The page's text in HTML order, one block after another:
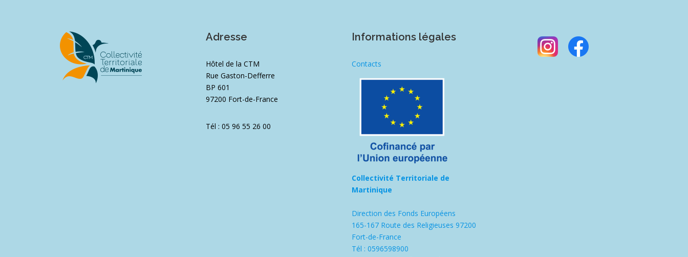
Adresse
Hôtel de la CTM
Rue Gaston-Defferre
BP 601
97200 Fort-de-France
Tél : 05 96 55 26 00
Informations légales
Contacts
Collectivité Territoriale de
Martinique
Direction des Fonds Européens
165-167 Route des Religieuses 97200
Fort-de-France
Tél : 0596598900